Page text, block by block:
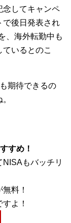
念してキャンペ
で後日発表され
、海外転勤中も
いるとのこ
期待できるの
すめ！
もバッチリ
料！
よ！